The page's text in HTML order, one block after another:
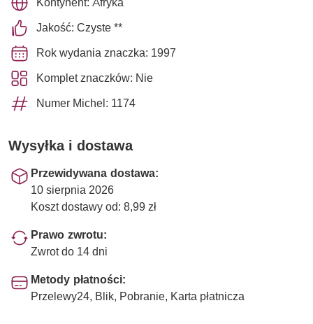
Jakość: Czyste **
Rok wydania znaczka: 1997
Komplet znaczków: Nie
Numer Michel: 1174
Wysyłka i dostawa
Przewidywana dostawa:
10 sierpnia 2026
Koszt dostawy od: 8,99 zł
Prawo zwrotu:
Zwrot do 14 dni
Metody płatności:
Przelewy24, Blik, Pobranie, Karta płatnicza